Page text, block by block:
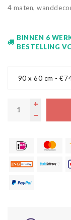
4 maten,
BINNEN 6
BESTELLING
90 x 60 cm -